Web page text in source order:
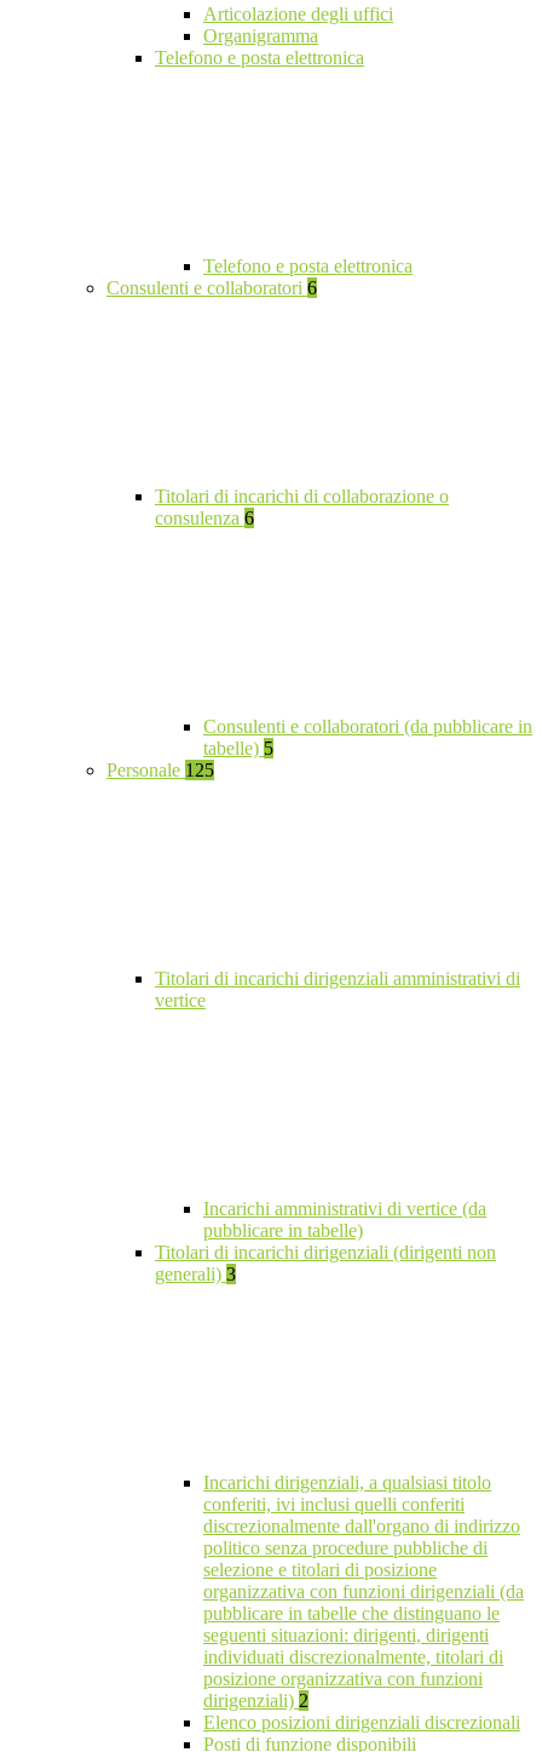
Articolazione degli uffici
Organigramma
Telefono e posta elettronica
Telefono e posta elettronica
Consulenti e collaboratori 6
Titolari di incarichi di collaborazione o
consulenza 6
Consulenti e collaboratori (da pubblicare in
tabelle) 5
Personale 125
Titolari di incarichi dirigenziali amministrativi di
vertice
Incarichi amministrativi di vertice (da
pubblicare in tabelle)
Titolari di incarichi dirigenziali (dirigenti non
generali) 3
Incarichi dirigenziali, a qualsiasi titolo
conferiti, ivi inclusi quelli conferiti
discrezionalmente dall'organo di indirizzo
politico senza procedure pubbliche di
selezione e titolari di posizione
organizzativa con funzioni dirigenziali (da
pubblicare in tabelle che distinguano le
seguenti situazioni: dirigenti, dirigenti
individuati discrezionalmente, titolari di
posizione organizzativa con funzioni
dirigenziali) 2
Elenco posizioni dirigenziali discrezionali
Posti di funzione disponibili